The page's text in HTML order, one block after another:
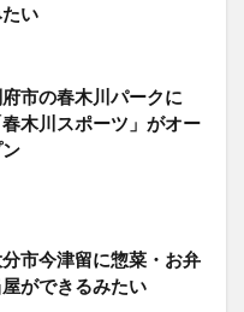
い
市の春木川パークに
春木川スポーツ」がオー
市今津留に惣菜・お弁
ができるみたい